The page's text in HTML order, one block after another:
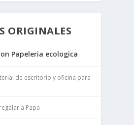
ORIGINALES
Papeleria ecologica
de escritorio y oficina para
a Papa